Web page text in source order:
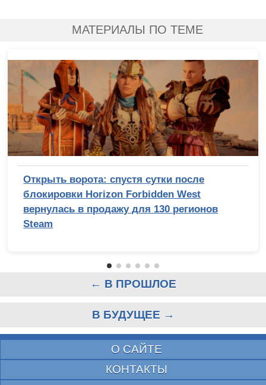
МАТЕРИАЛЫ ПО ТЕМЕ
Открыть ворота: спустя сутки после
блокировки Horizon Forbidden West
вернулась в продажу для 130 регионов
Steam
← В ПРОШЛОЕ
В БУДУЩЕЕ →
О САЙТЕ
КОНТАКТЫ